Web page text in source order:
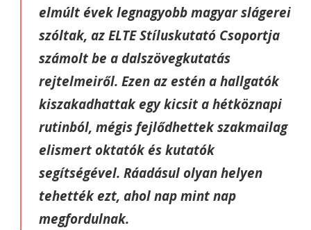
elmúlt évek legnagyobb magyar slágerei
szóltak, az ELTE Stíluskutató Csoportja
számolt be a dalszövegkutatás
rejtelmeiről. Ezen az estén a hallgatók
kiszakadhattak egy kicsit a hétköznapi
rutinból, mégis fejlődhettek szakmailag
elismert oktatók és kutatók
segítségével. Ráadásul olyan helyen
tehették ezt, ahol nap mint nap
megfordulnak.